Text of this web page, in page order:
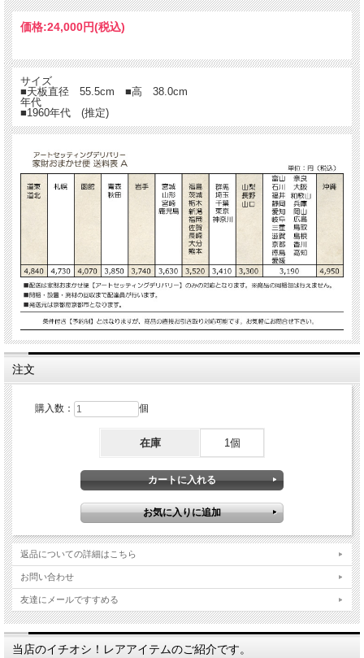
価格:24,000円(税込)
サイズ
■天板直径 55.5cm ■高 38.0cm
年代
■1960年代 (推定)
注文
購入数： 個
在庫 1個
返品についての詳細はこちら
お問い合わせ
友達にメールですすめる
当店のイチオシ！レアアイテムのご紹介です。